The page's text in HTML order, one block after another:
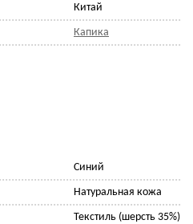
Китай
Капика
Синий
Натуральная кожа
Текстиль (шерсть 35%)